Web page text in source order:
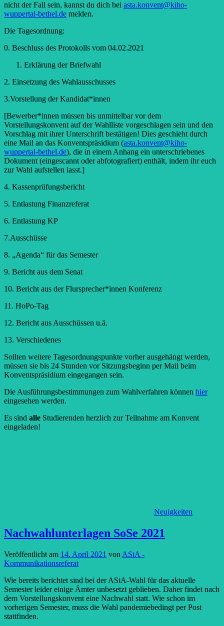
nicht der Fall sein, kannst du dich bei asta.konvent@kiho-
wuppertal-bethel.de melden.
Die Tagesordnung:
0. Beschluss des Protokolls vom 04.02.2021
Erklärung der Briefwahl
2. Einsetzung des Wahlausschusses
3.Vorstellung der Kandidat*innen
[Bewerber*innen müssen bis unmittelbar vor dem
Vorstellungskonvent auf der Wahlliste vorgeschlagen sein und den
Vorschlag mit ihrer Unterschrift bestätigen! Dies geschieht durch
eine Mail an das Konventspräsidium (asta.konvent@kiho-
wuppertal-bethel.de), die in einem Anhang ein unterschriebenes
Dokument (eingescannt oder abfotografiert) enthält, indem ihr euch
zur Wahl aufstellen lasst.]
4. Kassenprüfungsbericht
5. Entlastung Finanzreferat
6. Entlastung KP
7.Ausschüsse
8. „Agenda“ für das Semester
9. Bericht aus dem Senat
10. Bericht aus der Flursprecher*innen Konferenz
11. HoPo-Tag
12. Bericht aus Ausschüssen u.ä.
13. Verschiedenes
Sollten weitere Tagesordnungspunkte vorher ausgehängt werden,
müssen sie bis 24 Stunden vor Sitzungsbeginn per Mail beim
Konventspräsidium eingegangen sein.
Die Ausführungsbestimmungen zum Wahlverfahren können hier
eingesehen werden.
Es sind alle Studierenden herzlich zur Teilnahme am Konvent
eingeladen!
Neuigkeiten
Nachwahlunterlagen SoSe 2021
Veröffentlicht am 14. April 2021 von AStA -
Kommunikationsreferat
Wie bereits berichtet sind bei der AStA-Wahl für das aktuelle
Semester leider einige Ämter unbesetzt geblieben. Daher findet nach
dem Vorstellungskonvent eine Nachwahl statt. Wie schon im
vorherigen Semester, muss die Wahl pandemiebedingt per Post
stattfinden.